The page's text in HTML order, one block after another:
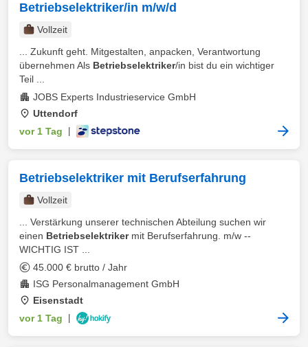
Betriebselektriker/in m/w/d
Vollzeit
... Zukunft geht. Mitgestalten, anpacken, Verantwortung
übernehmen Als Betriebselektriker/in bist du ein wichtiger
Teil ...
JOBS Experts Industrieservice GmbH
Uttendorf
vor 1 Tag
Betriebselektriker mit Berufserfahrung
Vollzeit
... Verstärkung unserer technischen Abteilung suchen wir
einen Betriebselektrikermit Berufserfahrung. m/w --
WICHTIG IST ...
45.000 € brutto / Jahr
ISG Personalmanagement GmbH
Eisenstadt
vor 1 Tag